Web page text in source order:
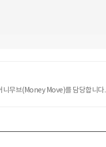
니무브(Money Move)를 담당합니다.